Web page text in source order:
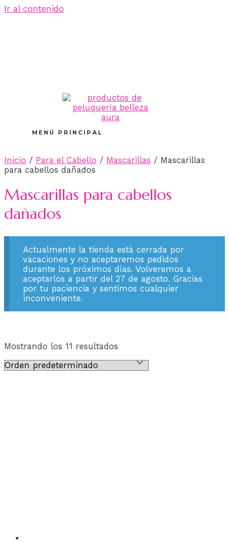
Ir al contenido
MENÚ PRINCIPAL
Inicio / Para el Cabello / Mascarillas / Mascarillas
para cabellos dañados
Mascarillas para cabellos
dañados
Actualmente la tienda está cerrada por
vacaciones y no aceptaremos pedidos
durante los próximos días. Volveremos a
aceptarlos a partir del 27 de agosto. Gracias
por tu paciencia y sentimos cualquier
inconveniente.
Mostrando los 11 resultados